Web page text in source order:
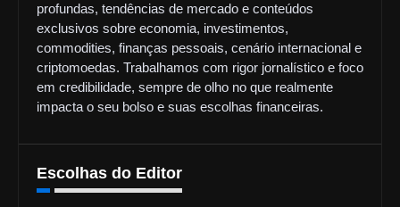
profundas, tendências de mercado e conteúdos
exclusivos sobre economia, investimentos,
commodities, finanças pessoais, cenário internacional e
criptomoedas. Trabalhamos com rigor jornalístico e foco
em credibilidade, sempre de olho no que realmente
impacta o seu bolso e suas escolhas financeiras.
Escolhas do Editor